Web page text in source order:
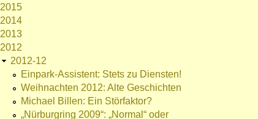
2015
2014
2013
2012
2012-12
Einpark-Assistent: Stets zu Diensten!
Weihnachten 2012: Alte Geschichten
Michael Billen: Ein Störfaktor?
„Nürburgring 2009“: „Normal“ oder